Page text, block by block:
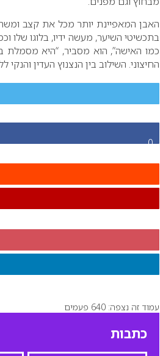
האבן המאפיינת יותר מכל את קצב
בתכשיטי השיער, מעשה ידיו, בלוגו שלו
כמו האישה”, הוא מסביר, “היא מסמלת
החיצוני. השילוב בין הנצנוץ העדין
0
עמוד זה נצפה: 640 פעמים
כתבות